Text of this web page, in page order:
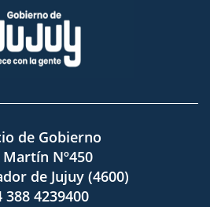
de Gobierno
Martín Nº450
de Jujuy (4600)
388 4239400